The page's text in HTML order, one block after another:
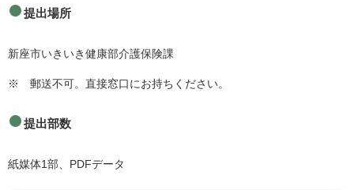
提出場所
新座市いきいき健康部介護保険課
※ 郵送不可。直接窓口にお持ちください。
提出部数
紙媒体1部、PDFデータ